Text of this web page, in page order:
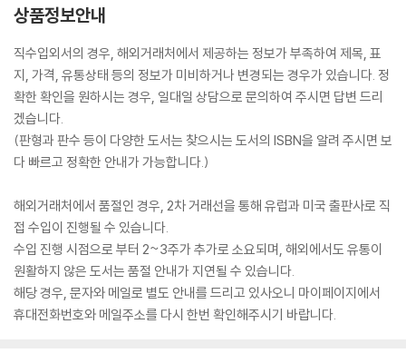
상품정보안내
직수입외서의 경우, 해외거래처에서 제공하는 정보가 부족하여 제목, 표
지, 가격, 유통상태 등의 정보가 미비하거나 변경되는 경우가 있습니다. 정
확한 확인을 원하시는 경우, 일대일 상담으로 문의하여 주시면 답변 드리
겠습니다.
(판형과 판수 등이 다양한 도서는 찾으시는 도서의 ISBN을 알려 주시면 보
다 빠르고 정확한 안내가 가능합니다.)
해외거래처에서 품절인 경우, 2차 거래선을 통해 유럽과 미국 출판사로 직
접 수입이 진행될 수 있습니다.
수입 진행 시점으로 부터 2~3주가 추가로 소요되며, 해외에서도 유통이
원활하지 않은 도서는 품절 안내가 지연될 수 있습니다.
해당 경우, 문자와 메일로 별도 안내를 드리고 있사오니 마이페이지에서
휴대전화번호와 메일주소를 다시 한번 확인해주시기 바랍니다.